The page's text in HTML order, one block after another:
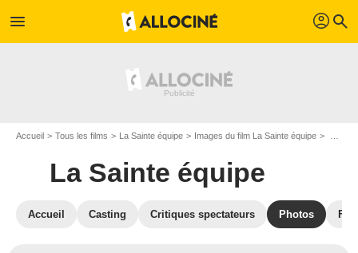
menu profil search
Accueil Tous les films La Sainte équipe Images du film La Sainte équipe
La Sainte équipe
Accueil Casting Critiques spectateurs Photos